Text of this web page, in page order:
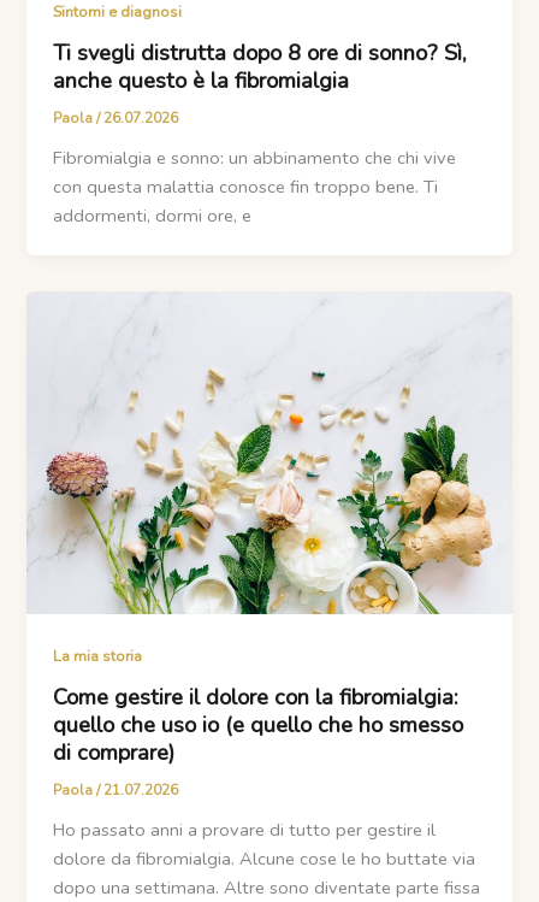
Sintomi e diagnosi
Ti svegli distrutta dopo 8 ore di sonno? Sì,
anche questo è la fibromialgia
Paola/26.07.2026
Fibromialgia e sonno: un abbinamento che chi vive
con questa malattia conosce fin troppo bene. Ti
addormenti, dormi ore, e
La mia storia
Come gestire il dolore con la fibromialgia:
quello che uso io (e quello che ho smesso
di comprare)
Paola/21.07.2026
Ho passato anni a provare di tutto per gestire il
dolore da fibromialgia. Alcune cose le ho buttate via
dopo una settimana. Altre sono diventate parte fissa